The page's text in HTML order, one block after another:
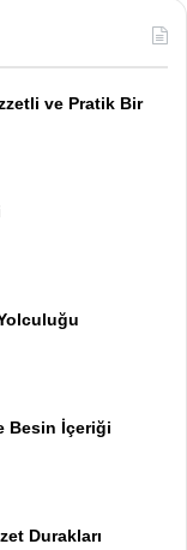
ve Pratik Bir
Besin İçeriği
Durakları